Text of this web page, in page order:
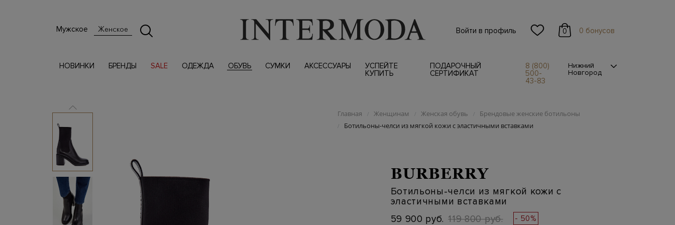
Мужское Женское Войти в профиль 0 0 бонусов
НОВИНКИ БРЕНДЫ SALE ОДЕЖДА ОБУВЬ СУМКИ АКСЕССУАРЫ
УСПЕЙТЕ
КУПИТЬ
ПОДАРОЧНЫЙ
СЕРТИФИКАТ
8 (800)
500-
43-83
Нижний
Новгород
Главная / Женщинам / Женская обувь / Брендовые женские ботильоны
/ Ботильоны-челси из мягкой кожи с эластичными вставками
BURBERRY
Ботильоны-челси из мягкой кожи с
эластичными вставками
59 900 руб. 119 800 руб. - 50%